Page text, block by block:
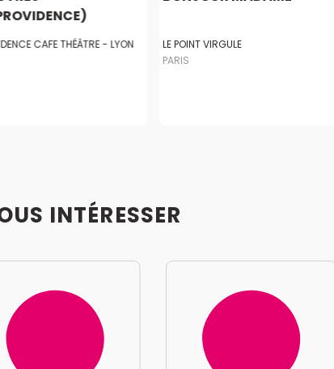
CAFE THÉÂTRE - LYON
LE POINT VIRGULE
PARIS
INTÉRESSER